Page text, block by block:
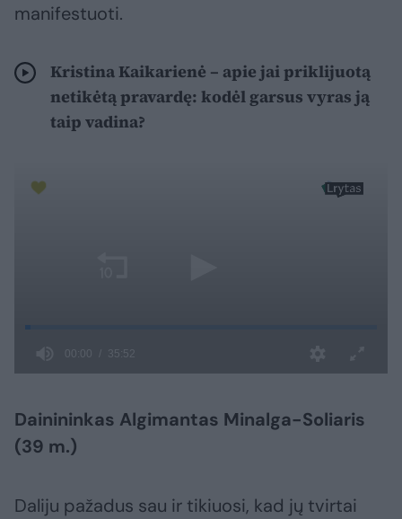
manifestuoti.
Kristina Kaikarienė – apie jai priklijuotą
netikėtą pravardę: kodėl garsus vyras ją
taip vadina?
Dainininkas Algimantas Minalga-Soliaris
(39 m.)
Daliju pažadus sau ir tikiuosi, kad jų tvirtai